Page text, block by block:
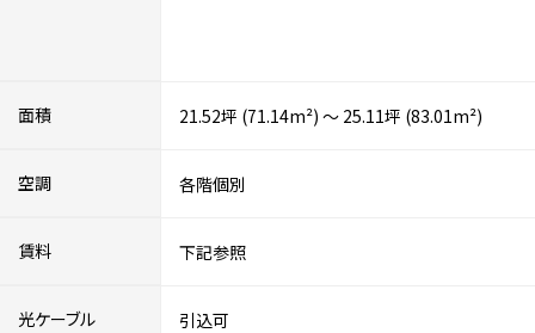
面積 21.52坪 (71.14m²) ～ 25.11坪 (83.01m²)
空調 各階個別
賃料 下記参照
光ケーブル 引込可